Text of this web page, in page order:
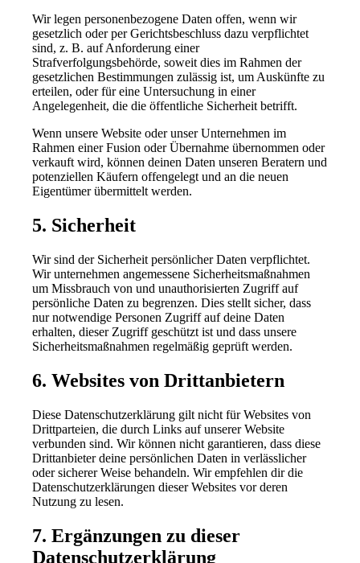
Wir legen personenbezogene Daten offen, wenn wir
gesetzlich oder per Gerichtsbeschluss dazu verpflichtet
sind, z. B. auf Anforderung einer
Strafverfolgungsbehörde, soweit dies im Rahmen der
gesetzlichen Bestimmungen zulässig ist, um Auskünfte zu
erteilen, oder für eine Untersuchung in einer
Angelegenheit, die die öffentliche Sicherheit betrifft.
Wenn unsere Website oder unser Unternehmen im
Rahmen einer Fusion oder Übernahme übernommen oder
verkauft wird, können deinen Daten unseren Beratern und
potenziellen Käufern offengelegt und an die neuen
Eigentümer übermittelt werden.
5. Sicherheit
Wir sind der Sicherheit persönlicher Daten verpflichtet.
Wir unternehmen angemessene Sicherheitsmaßnahmen
um Missbrauch von und unauthorisierten Zugriff auf
persönliche Daten zu begrenzen. Dies stellt sicher, dass
nur notwendige Personen Zugriff auf deine Daten
erhalten, dieser Zugriff geschützt ist und dass unsere
Sicherheitsmaßnahmen regelmäßig geprüft werden.
6. Websites von Drittanbietern
Diese Datenschutzerklärung gilt nicht für Websites von
Drittparteien, die durch Links auf unserer Website
verbunden sind. Wir können nicht garantieren, dass diese
Drittanbieter deine persönlichen Daten in verlässlicher
oder sicherer Weise behandeln. Wir empfehlen dir die
Datenschutzerklärungen dieser Websites vor deren
Nutzung zu lesen.
7. Ergänzungen zu dieser
Datenschutzerklärung